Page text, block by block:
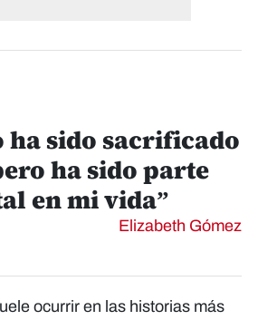
ha sido sacrificado
ha sido parte
en mi vida”
Elizabeth Gómez
ocurrir en las historias más